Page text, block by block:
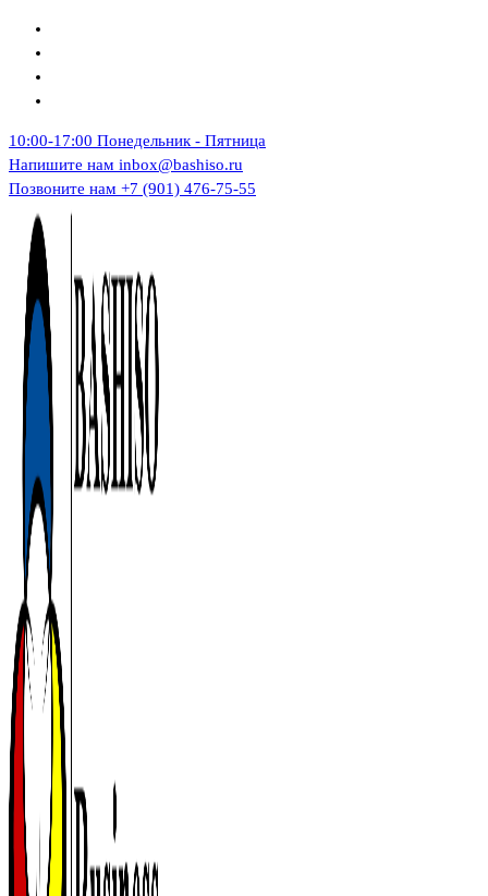
Перейти
содержимому
10:00-17:00 Понедельник - Пятница
Напишите нам inbox@bashiso.ru
Позвоните нам +7 (901) 476-75-55